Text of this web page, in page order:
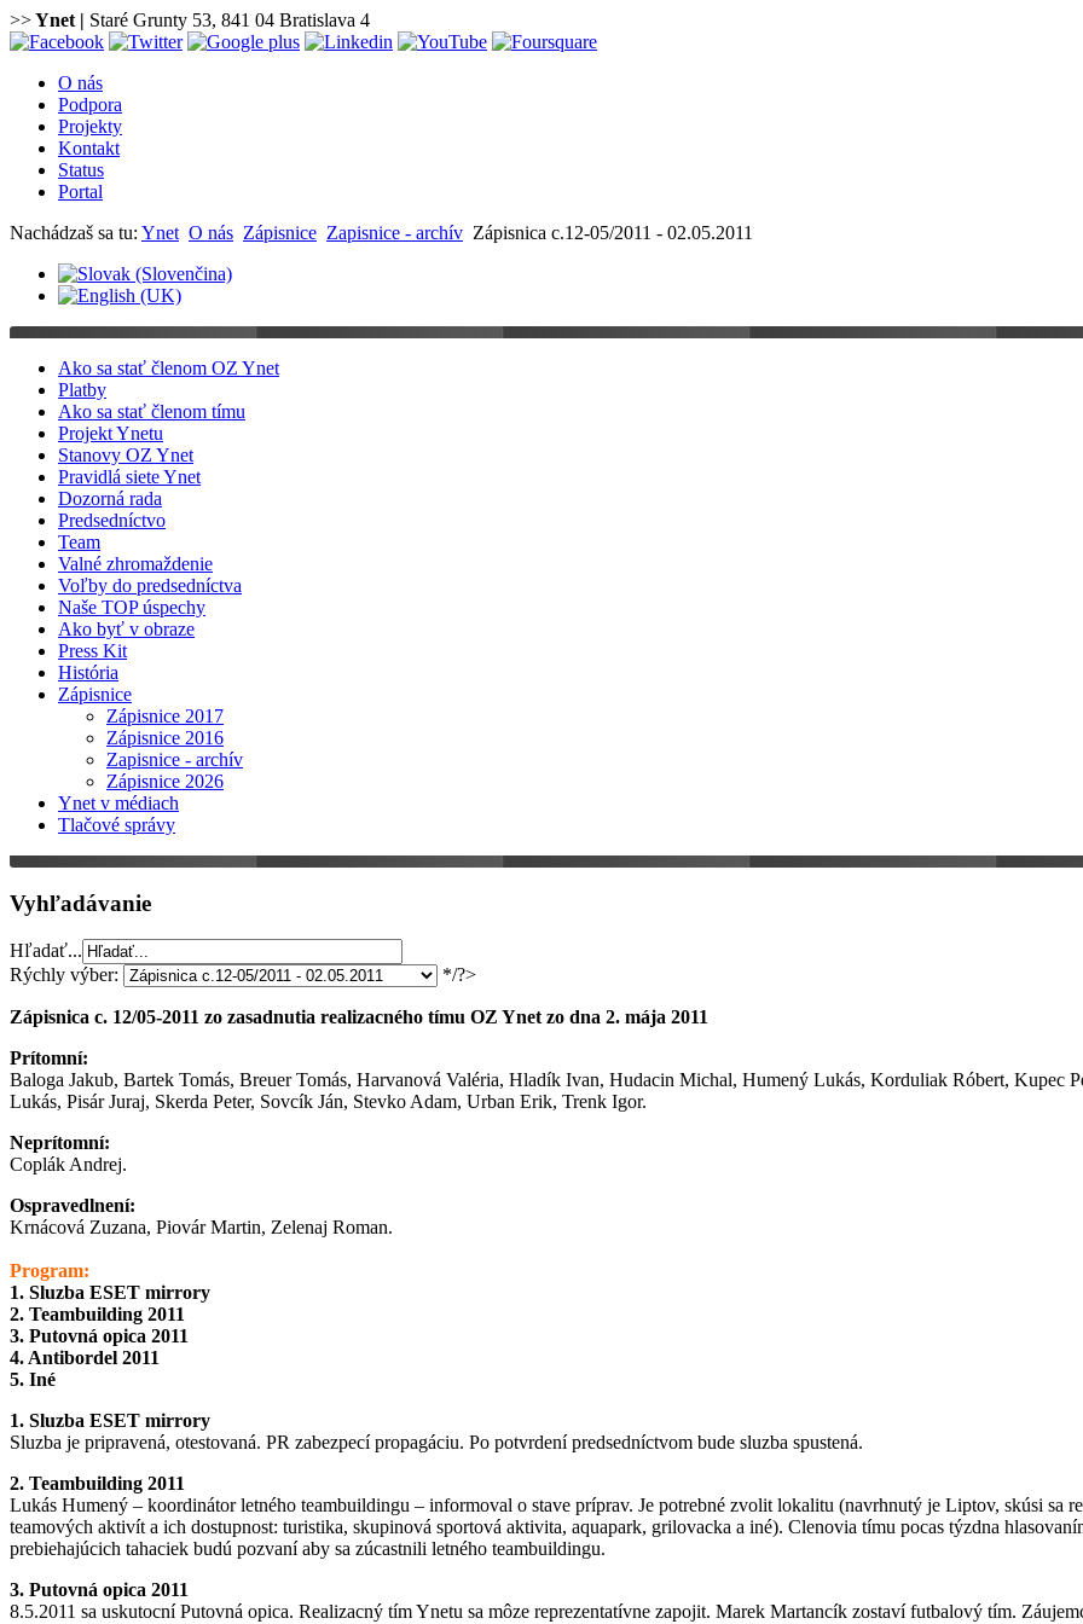
>>Ynet | Staré Grunty 53, 841 04 Bratislava 4
O nás
Podpora
Projekty
Kontakt
Status
Portal
Nachádzaš sa tu: Ynet O nás Zápisnice Zapisnice - archív Zápisnica c.12-05/2011 - 02.05.2011
Ako sa stať členom OZ Ynet
Platby
Ako sa stať členom tímu
Projekt Ynetu
Stanovy OZ Ynet
Pravidlá siete Ynet
Dozorná rada
Predsedníctvo
Team
Valné zhromaždenie
Voľby do predsedníctva
Naše TOP úspechy
Ako byť v obraze
Press Kit
História
Zápisnice
Zápisnice 2017
Zápisnice 2016
Zapisnice - archív
Zápisnice 2026
Ynet v médiach
Tlačové správy
Vyhľadávanie
Hľadať...
Rýchly výber:
*/?>
Zápisnica c. 12/05-2011 zo zasadnutia realizacného tímu OZ Ynet zo dna 2. mája 2011
Prítomní:
Baloga Jakub, Bartek Tomás, Breuer Tomás, Harvanová Valéria, Hladík Ivan, Hudacin Michal, Humený Lukás, Korduliak Róbert,
Lukás, Pisár Juraj, Skerda Peter, Sovcík Ján, Stevko Adam, Urban Erik, Trenk Igor.
Neprítomní:
Coplák Andrej.
Ospravedlnení:
Krnácová Zuzana, Piovár Martin, Zelenaj Roman.
Program:
1. Sluzba ESET mirrory
2. Teambuilding 2011
3. Putovná opica 2011
4. Antibordel 2011
5. Iné
1. Sluzba ESET mirrory
Sluzba je pripravená, otestovaná. PR zabezpecí propagáciu. Po potvrdení predsedníctvom bude sluzba spustená.
2. Teambuilding 2011
Lukás Humený – koordinátor letného teambuildingu – informoval o stave príprav. Je potrebné zvolit lokalitu (navrhnutý je Liptov, skúsi sa
teamových aktivít a ich dostupnost: turistika, skupinová sportová aktivita, aquapark, grilovacka a iné). Clenovia tímu pocas týzdna
prebiehajúcich tahaciek budú pozvaní aby sa zúcastnili letného teambuildingu.
3. Putovná opica 2011
8.5.2011 sa uskutocní Putovná opica. Realizacný tím Ynetu sa môze reprezentatívne zapojit. Marek Martancík zostaví futbalový tím.